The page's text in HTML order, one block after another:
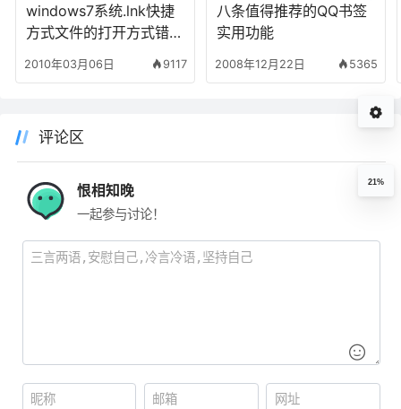
windows7系统.lnk快捷
方式文件的打开方式错误
2010年03月06日 9117
八条值得推荐的QQ书签
实用功能
2008年12月22日 5365
评论区
恨相知晚
一起参与讨论！
21%